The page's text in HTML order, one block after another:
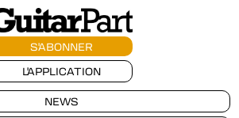
S'ABONNER
L'APPLICATION
NEWS